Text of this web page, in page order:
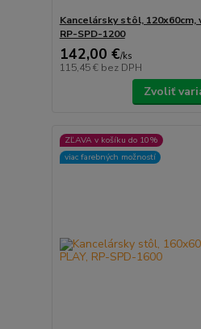
Kancelársky stôl, 120x60cm,
RP-SPD-1200
142,00 €/ks
115,45 € bez DPH
Zvoliť
ZĽAVA v košíku do 10%
viac farebných možností